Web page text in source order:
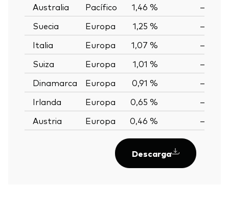
Australia Pacífico 1,46 %
—
Suecia
Europa 1,25 %
—
Italia
Europa 1,07 %
—
Suiza
Europa 1,01 %
—
Dinamarca
Europa 0,91 %
—
Irlanda
Europa 0,65 %
—
Austria
Europa 0,46 % —
Descarga